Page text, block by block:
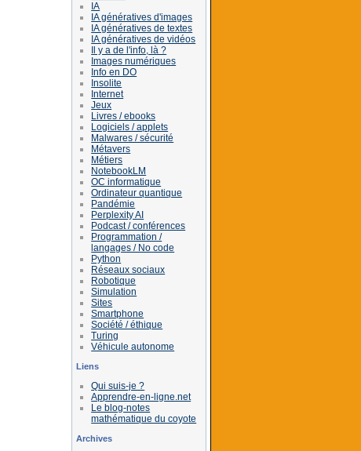
IA
IA génératives d'images
IA génératives de textes
IA génératives de vidéos
Il y a de l'info, là ?
Images numériques
Info en DO
Insolite
Internet
Jeux
Livres / ebooks
Logiciels / applets
Malwares / sécurité
Métavers
Métiers
NotebookLM
OC informatique
Ordinateur quantique
Pandémie
Perplexity AI
Podcast / conférences
Programmation /
langages / No code
Python
Réseaux sociaux
Robotique
Simulation
Sites
Smartphone
Société / éthique
Turing
Véhicule autonome
Liens
Qui suis-je ?
Apprendre-en-ligne.net
Le blog-notes
mathématique du coyote
Archives